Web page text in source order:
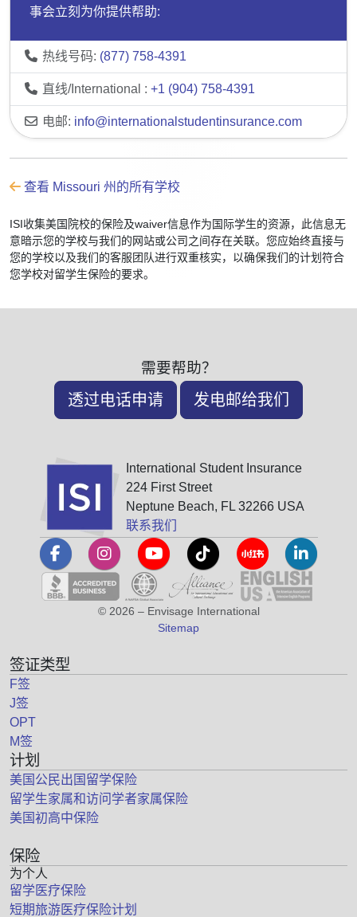
事会立刻为你提供帮助:
热线号码: (877) 758-4391
直线/International : +1 (904) 758-4391
电邮: info@internationalstudentinsurance.com
查看 Missouri 州的所有学校
ISI收集美国院校的保险及waiver信息作为国际学生的资源，此信息无
意暗示您的学校与我们的网站或公司之间存在关联。您应始终直接与
您的学校以及我们的客服团队进行双重核实，以确保我们的计划符合
您学校对留学生保险的要求。
需要帮助？
透过电话申请 发电邮给我们
International Student Insurance
224 First Street
Neptune Beach, FL 32266 USA
联系我们
© 2026 – Envisage International
Sitemap
签证类型
F签
J签
OPT
M签
计划
美国公民出国留学保险
留学生家属和访问学者家属保险
美国初高中保险
保险
为个人
留学医疗保险
短期旅游医疗保险计划